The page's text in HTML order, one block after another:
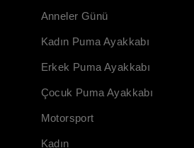
Anneler Günü
Kadın Puma Ayakkabı
Erkek Puma Ayakkabı
Çocuk Puma Ayakkabı
Motorsport
Kadın